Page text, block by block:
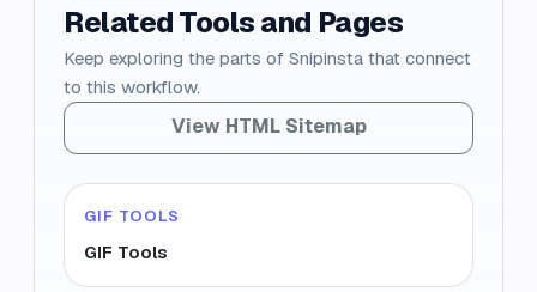
Related Tools and Pages
Keep exploring the parts of Snipinsta that connect
to this workflow.
View HTML Sitemap
GIF TOOLS
GIF Tools